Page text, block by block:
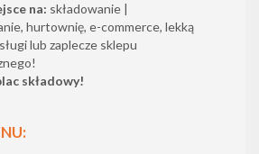
na: składowanie |
hurtownię, e-commerce, lekką
lub zaplecze sklepu
składowy!